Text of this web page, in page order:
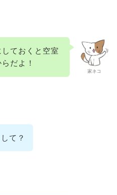
家ネコ
ておくと空室
だよ！
て？